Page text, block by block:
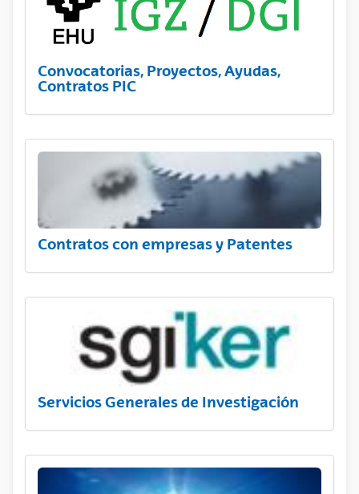
Convocatorias, Proyectos, Ayudas,
Contratos PIC
Contratos con empresas y Patentes
Servicios Generales de Investigación